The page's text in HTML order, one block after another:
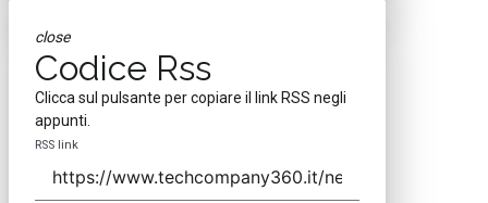
close
Codice Rss
Clicca sul pulsante per copiare il link RSS negli
appunti.
RSS link